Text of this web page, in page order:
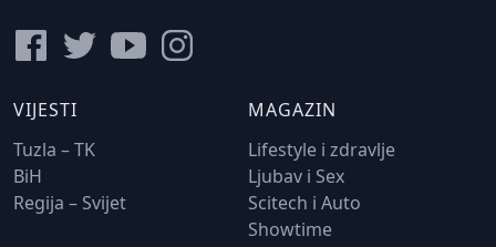
VIJESTI
Tuzla – TK
BiH
Regija – Svijet
MAGAZIN
Lifestyle i zdravlje
Ljubav i Sex
Scitech i Auto
Showtime